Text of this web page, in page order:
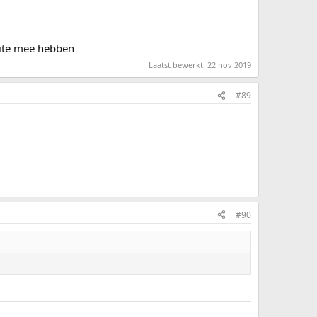
mee hebben
Laatst bewerkt: 22 nov 2019
#89
#90